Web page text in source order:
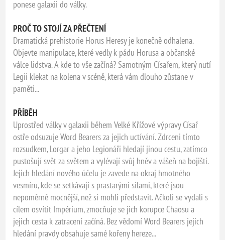
ponese galaxii do války.
PROČ TO STOJÍ ZA PŘEČTENÍ
Dramatická prehistorie Horus Heresy je konečně odhalena.
Objevte manipulace, které vedly k pádu Horusa a občanské
válce lidstva. A kde to vše začíná? Samotným Císařem, který nutí
Legii klekat na kolena v scéně, která vám dlouho zůstane v
paměti...
PŘÍBĚH
Uprostřed války v galaxii během Velké Křížové výpravy Císař
ostře odsuzuje Word Bearers za jejich uctívání. Zdrceni tímto
rozsudkem, Lorgar a jeho Legionáři hledají jinou cestu, zatímco
pustošují svět za světem a vylévají svůj hněv a vášeň na bojišti.
Jejich hledání nového účelu je zavede na okraj hmotného
vesmíru, kde se setkávají s prastarými silami, které jsou
nepoměrně mocnější, než si mohli představit. Ačkoli se vydali s
cílem osvítit Impérium, zmocňuje se jich korupce Chaosu a
jejich cesta k zatracení začíná. Bez vědomí Word Bearers jejich
hledání pravdy obsahuje samé kořeny hereze...